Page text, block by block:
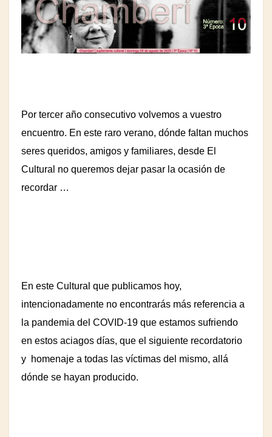
Por tercer año consecutivo volvemos a vuestro
encuentro. En este raro verano, dónde faltan muchos
seres queridos, amigos y familiares, desde El
Cultural no queremos dejar pasar la ocasión de
recordar …
En este Cultural que publicamos hoy,
intencionadamente no encontrarás más referencia a
la pandemia del COVID-19 que estamos sufriendo
en estos aciagos días, que el siguiente recordatorio
y homenaje a todas las víctimas del mismo, allá
dónde se hayan producido.